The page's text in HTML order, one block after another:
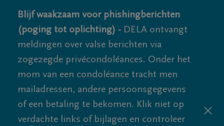
Blijf waakzaam voor phishingberichten
(poging tot oplichting) - DELA ontvangt
meldingen over valse berichten via
zogezegde privécondoléances. Onder het
mom van een condoléance tracht men
mailadressen, andere persoonsgegevens
of een betaling te bekomen. Klik niet op
verdachte links of bijlagen en controleer